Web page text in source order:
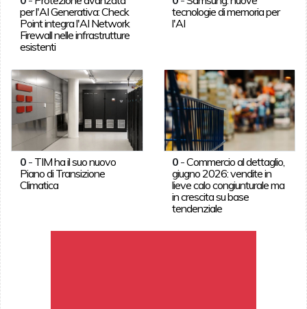
per l'AI Generativa: Check
Point integra l'AI Network
Firewall nelle infrastrutture
esistenti
tecnologie di memoria per
l'AI
0- TIM ha il suo nuovo
Piano di Transizione
Climatica
0 -Commercio al dettaglio,
giugno 2026: vendite in
lieve calo congiunturale ma
in crescita su base
tendenziale